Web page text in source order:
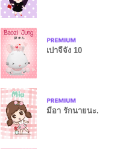
เปาจีจัง 10
มีอา รักนายนะ.